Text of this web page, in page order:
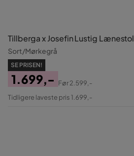
Tillberga x Josefin Lustig Lænestol
Sort/Mørkegrå
SE PRISEN!
Pris
1.699,-
Original
Før2.599,-
Tidligere laveste pris 1.699,-